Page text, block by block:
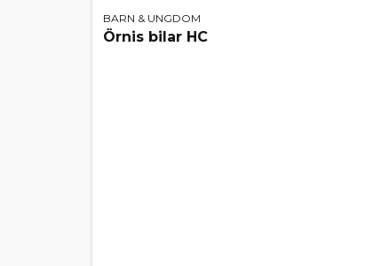
BARN & UNGDOM
Örnis bilar HC